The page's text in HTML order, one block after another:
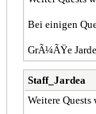
Bei einigen
GrÃ¼ÃŸe
Staff_Jardea
Weitere